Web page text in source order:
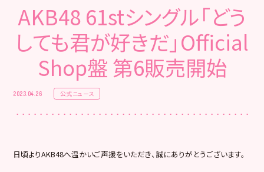
AKB48 61stシングル「どう
しても君が好きだ」Official
Shop盤 第6販売開始
2023.04.26 公式ニュース
日頃よりAKB48へ温かいご声援をいただき、誠にありがとうございます。